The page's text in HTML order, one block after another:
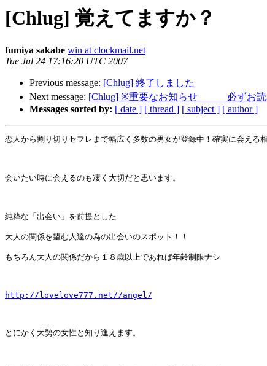
[Chlug] 覚えてますか？
fumiya sakabe win at clockmail.net
Tue Jul 24 17:16:20 UTC 2007
Previous message: [Chlug] 終了しました
Next message: [Chlug] ※重要なお知らせ 必ずお読
Messages sorted by: [ date ] [ thread ] [ subject ] [ author ]
恋人から割り切りセフレまで幅広く多数の男女が登録中！確実に会える
会いたい時に会えるのも凄く大切だと思います。
純粋な「出会い」を前提とした
大人の関係を望む人達の為の出会いのスポット！！
もちろん大人の関係だから１８歳以上であれば年齢制限ナシ
http://lovelove777.net//angel/
とにかく大勢の女性と知り逢えます。